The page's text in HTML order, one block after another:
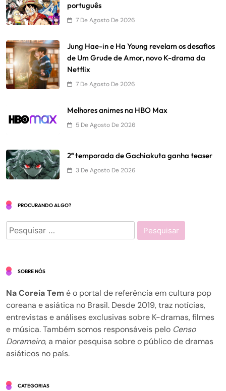
português
7 De Agosto De 2026
Jung Hae-in e Ha Young revelam os desafios
de Um Grude de Amor, novo K-drama da
Netflix
7 De Agosto De 2026
Melhores animes na HBO Max
5 De Agosto De 2026
2ª temporada de Gachiakuta ganha teaser
3 De Agosto De 2026
PROCURANDO ALGO?
Pesquisar
por:
SOBRE NÓS
Na Coreia Tem é o portal de referência em cultura pop
coreana e asiática no Brasil. Desde 2019, traz notícias,
entrevistas e análises exclusivas sobre K-dramas, filmes
e música. Também somos responsáveis pelo Censo
Dorameiro, a maior pesquisa sobre o público de dramas
asiáticos no país.
CATEGORIAS